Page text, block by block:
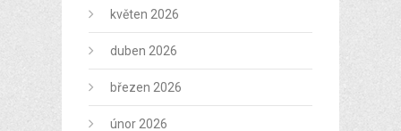
květen 2026
duben 2026
březen 2026
únor 2026